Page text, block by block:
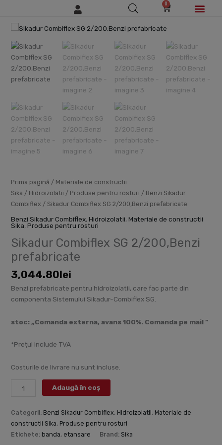
content
0
Cart
Prima pagină / Materiale de constructii
Sika / Hidroizolatii / Produse pentru rosturi / Benzi Sikadur
Combiflex / Sikadur Combiflex SG 2/200,Benzi prefabricate
Benzi Sikadur Combiflex,Hidroizolatii,Materiale de constructii
Sika,Produse pentru rosturi
Sikadur Combiflex SG 2/200,Benzi
prefabricate
3,044.80 lei
Benzi prefabricate pentru hidroizolatii, care fac parte din
componenta Sistemului Sikadur-Combiflex SG.
stoc: „Comanda externa, avans 100%. Comanda pe mail ”
*Prețul include TVA
Costurile de livrare nu sunt incluse.
Cantitate
Combiflex
SG
2/200,Benzi
prefabricate
Adaugă în coș
Categorii: Benzi Sikadur Combiflex, Hidroizolatii, Materiale de
constructii Sika, Produse pentru rosturi
Etichete: banda, etansare Brand: Sika